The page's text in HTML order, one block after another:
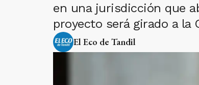
en una jurisdicción que
proyecto será girado a
El Eco de Tandil